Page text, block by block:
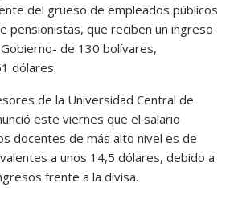
del grueso de empleados públicos
pensionistas, que reciben un ingreso
de 130 bolívares,
dólares.
de la Universidad Central de
este viernes que el salario
docentes de más alto nivel es de
a unos 14,5 dólares, debido a
frente a la divisa.